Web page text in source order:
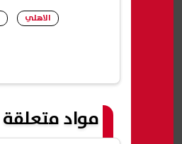
الاهلي
مواد متعلقة